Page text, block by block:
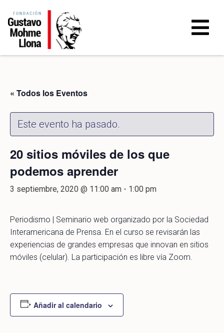
« Todos los Eventos
Este evento ha pasado.
20 sitios móviles de los que
podemos aprender
3 septiembre, 2020 @ 11:00 am - 1:00 pm
Periodismo | Seminario web organizado por la Sociedad
Interamericana de Prensa. En el curso se revisarán las
experiencias de grandes empresas que innovan en sitios
móviles (celular). La participación es libre vía Zoom.
Añadir al calendario